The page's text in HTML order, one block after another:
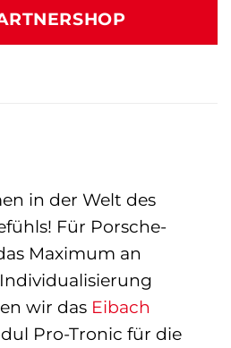
€
ist:
481,68 €.
in der Welt des
Für Porsche-
Maximum an
wir das Eibach
Pro-Tronic für die